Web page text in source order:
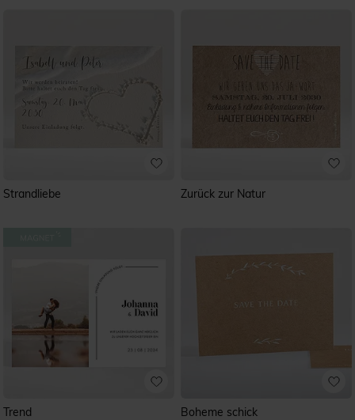
Strandliebe Zurück zur Natur
Trend Boheme schick